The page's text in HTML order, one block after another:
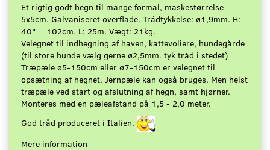
Et rigtig godt hegn til mange formål, maskestørrelse
5x5cm. Galvaniseret overflade. Trådtykkelse: ø1,9mm. H:
40" = 102cm. L: 25m. Vægt: 21kg.
Velegnet til indhegning af haven, kattevoliere, hundegårde
(til store hunde vælg gerne ø2,5mm. tyk tråd i stedet)
Træpæle ø5-150cm eller ø7-150cm er velegnet til
opsætning af hegnet. Jernpæle kan også bruges. Men helst
træpæle ved start og afslutning af hegn, samt hjørner.
Monteres med en pæleafstand på 1,5 - 2,0 meter.
God tråd produceret i Italien.
Mere information